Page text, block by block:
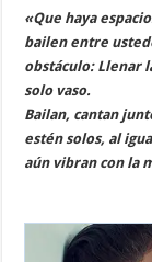
«Que haya
bailen entre
obstáculo: Llenar
solo vaso.
Bailan, cantan
estén solos, al
aún vibran con la